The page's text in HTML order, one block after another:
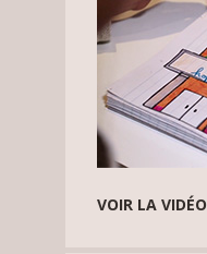
VOIR LA VIDÉO